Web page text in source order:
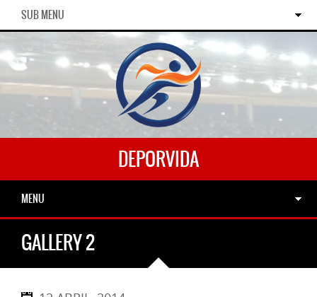
SUB MENU
DEPORVIDA
MENU
GALLERY 2